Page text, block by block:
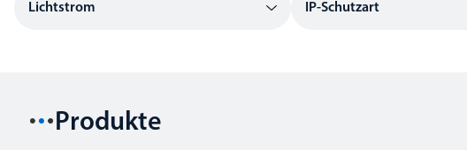
Lichtstrom IP-Schutzart
Produkte